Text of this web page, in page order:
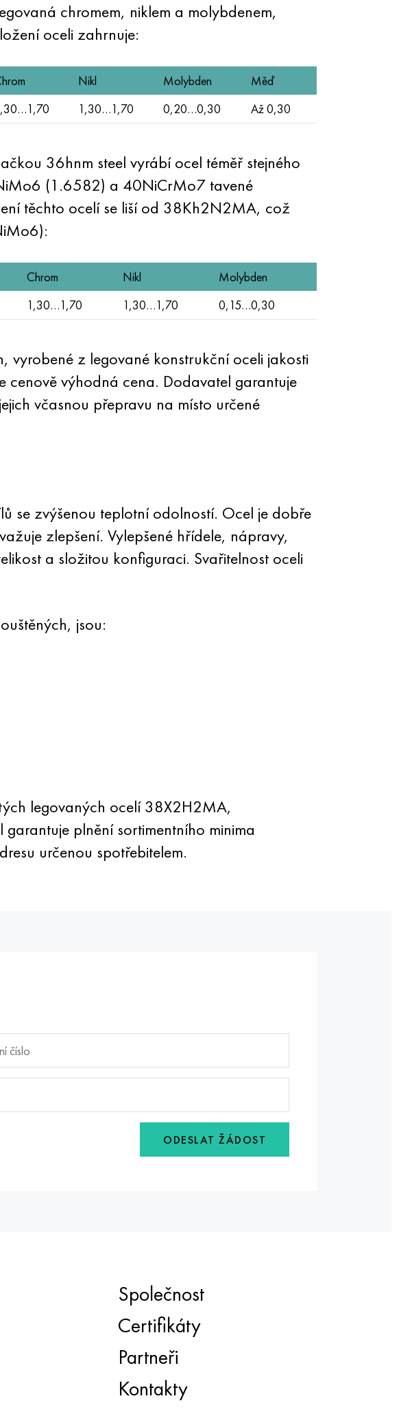
chromem, niklem a molybdenem,
oceli zahrnuje:
Nikl Molybden
Měď
1,30…1,70 0,20…0,30 Až 0,30
36hnm steel vyrábí ocel téměř stejného
(1.6582) a 40NiCrMo7 tavené
těchto ocelí se liší od 38Kh2N2MA, což
Chrom Nikl
Molybden
1,30…1,70 1,30…1,70 0,15…0,30
z legované konstrukční oceli jakosti
výhodná cena. Dodavatel garantuje
včasnou přepravu na místo určené
se zvýšenou teplotní odolností. Ocel je dobře
zlepšení. Vylepšené hřídele, nápravy,
a složitou konfiguraci. Svařitelnost oceli
jsou:
legovaných ocelí 38X2H2MA,
plnění sortimentního minima
určenou spotřebitelem.
ODESLAT ŽÁDOST
Společnost
Certifikáty
Partneři
Kontakty